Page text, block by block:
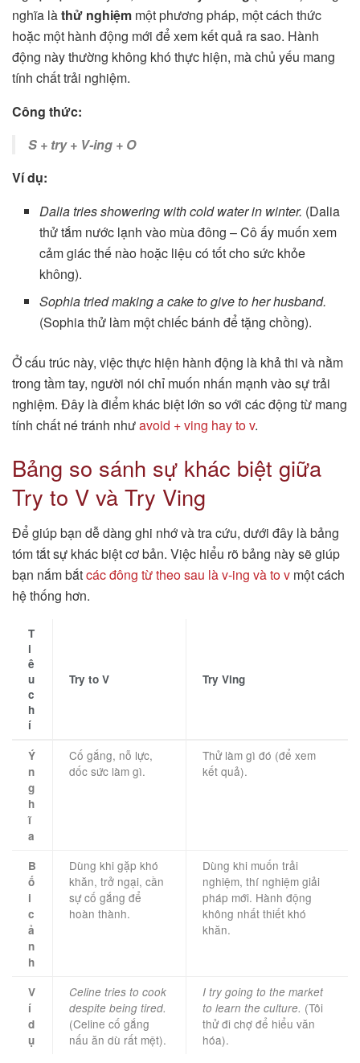
nghĩa làthử nghiệm một phương pháp, một cách thức
hoặc một hành động mới để xem kết quả ra sao. Hành
động này thường không khó thực hiện, mà chủ yếu mang
tính chất trải nghiệm.
Công thức:
S + try + V-ing + O
Ví dụ:
Dalia tries showering with cold water in winter. (Dalia
thử tắm nước lạnh vào mùa đông – Cô ấy muốn xem
cảm giác thế nào hoặc liệu có tốt cho sức khỏe
không).
Sophia tried making a cake to give to her husband.
(Sophia thử làm một chiếc bánh để tặng chồng).
Ở cấu trúc này, việc thực hiện hành động là khả thi và nằm
trong tầm tay, người nói chỉ muốn nhấn mạnh vào sự trải
nghiệm. Đây là điểm khác biệt lớn so với các động từ mang
tính chất né tránh nhưavoid + ving hay to v.
Bảng so sánh sự khác biệt giữa
Try to V và Try Ving
Để giúp bạn dễ dàng ghi nhớ và tra cứu, dưới đây là bảng
tóm tắt sự khác biệt cơ bản. Việc hiểu rõ bảng này sẽ giúp
bạn nắm bắtcác đông từ theo sau là v-ing và to v một cách
hệ thống hơn.
T
i
ê
u
c
h
í
Try to V Try Ving
Ý
n
g
h
ĩ
a
Cố gắng, nỗ lực,
dốc sức làm gì.
Thử làm gì đó (để xem
kết quả).
B
ố
i
c
ả
n
h
Dùng khi gặp khó
khăn, trở ngại, cần
sự cố gắng để
hoàn thành.
Dùng khi muốn trải
nghiệm, thí nghiệm giải
pháp mới. Hành động
không nhất thiết khó
khăn.
V
í
d
ụ
Celine tries to cook
despite being tired.
(Celine cố gắng
nấu ăn dù rất mệt).
I try going to the market
to learn the culture. (Tôi
thử đi chợ để hiểu văn
hóa).